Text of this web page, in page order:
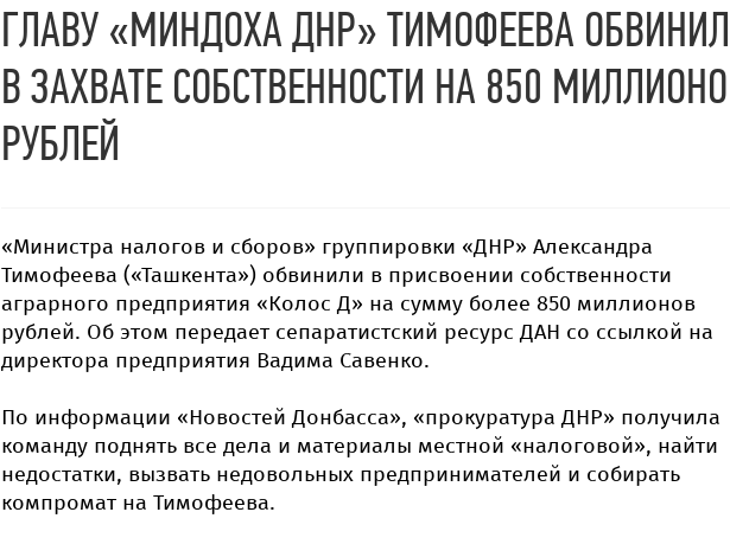
ГЛАВУ «МИНДОХА ДНР» ТИМОФЕЕВА
В ЗАХВАТЕ СОБСТВЕННОСТИ НА 850
РУБЛЕЙ
«Министра налогов и сборов» группировки «ДНР» Александра
Тимофеева («Ташкента») обвинили в присвоении собственности
аграрного предприятия «Колос Д» на сумму более 850 миллионов
рублей. Об этом передает сепаратистский ресурс ДАН со ссылкой на
директора предприятия Вадима Савенко.
По информации «Новостей Донбасса», «прокуратура ДНР» получила
команду поднять все дела и материалы местной «налоговой», найти
недостатки, вызвать недовольных предпринимателей и собирать
компромат на Тимофеева.